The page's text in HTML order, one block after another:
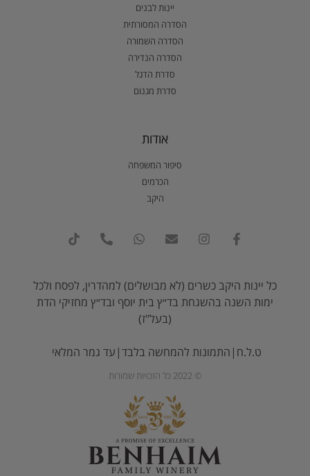
יינות לבנים
הסדרה המסורתית
הסדרה השמורה
הסדרה הנדירה
סדרת הדגל
סדרת מגנום
אודות
סיפור המשפחה
הכרמים
היקב
כל יינות היקב כשרים (לא מבושלים) למהדרין, לפסח ולכל
ימות השנה בהשגחת בד״ץ בית יוסף ובד״ץ מחזיקי הדת
(בעל"ז)
ט.ל.ח|התמונות להמחשה בלבד|עד גמר המלאי
© 2022 כל הזכויות שמורות